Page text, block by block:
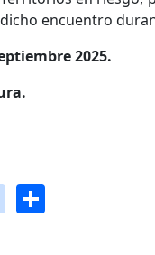
encuentro
2025.
elegido
“Artes para la
instagram